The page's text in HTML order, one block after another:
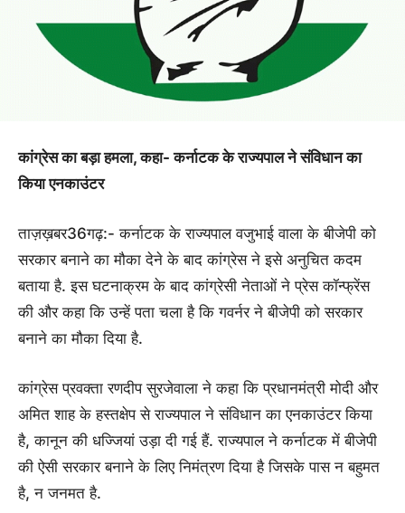
कांग्रेस का बड़ा हमला, कहा- कर्नाटक के राज्यपाल ने संविधान का
किया एनकाउंटर
ताज़ख़बर36गढ़:- कर्नाटक के राज्यपाल वजुभाई वाला के बीजेपी को
सरकार बनाने का मौका देने के बाद कांग्रेस ने इसे अनुचित कदम
बताया है. इस घटनाक्रम के बाद कांग्रेसी नेताओं ने प्रेस कॉन्फ्रेंस
की और कहा कि उन्हें पता चला है कि गवर्नर ने बीजेपी को सरकार
बनाने का मौका दिया है.
कांग्रेस प्रवक्ता रणदीप सुरजेवाला ने कहा कि प्रधानमंत्री मोदी और
अमित शाह के हस्तक्षेप से राज्यपाल ने संविधान का एनकाउंटर किया
है, कानून की धज्जियां उड़ा दी गई हैं. राज्यपाल ने कर्नाटक में बीजेपी
की ऐसी सरकार बनाने के लिए निमंत्रण दिया है जिसके पास न बहुमत
है, न जनमत है.